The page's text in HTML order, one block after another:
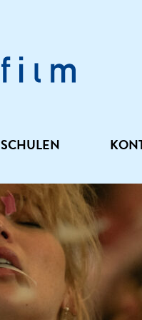
SCHULEN